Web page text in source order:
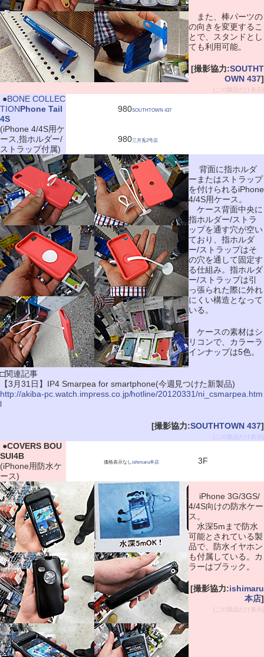
また、棒パーツの
の向きを変更するこ
とで、スタンドとし
ても利用可能。
[撮影協力:SOUTHT
OWN 437]
[この製品だけ表示]
●BONE COLLEC
TIONPhone Tail
4S
(iPhone 4/4S用ケ
ース,指ホルダー/
ストラップ付属)
980SOUTHTOWN 437
980三月兎2号店
背面に指ホルダ
ーまたはストラップ
を付けられるiPhone
4/4S用ケース。
ケース背面中央に
指ホルダー/ストラ
ップを通す穴が空い
ており、指ホルダ
ー/ストラップはそ
の穴を通して固定す
る仕組み。指ホルダ
ー/ストラップは引
っ張られた際に外れ
にくい構造となって
いる。
ケースの素材はシ
リコンで、カラーラ
インナップは5色。
□関連記事
【3月31日】IP4 Smarpea for smartphone(今週見つけた新製品)
http://akiba-pc.watch.impress.co.jp/hotline/20120331/ni_csmarpea.htm
l
[撮影協力:SOUTHTOWN 437]
[この製品だけ表示]
●COVERS BOU
SUI4B
(iPhone用防水ケ
ース)
価格表示なしishimaru本店 3F
iPhone 3G/3GS/
4/4S向けの防水ケー
ス。
水深5mまで防水
可能とされている製
品で、防水イヤホン
も付属している。カ
ラーはブラック。
[撮影協力:ishimaru
本店]
[この製品だけ表示]